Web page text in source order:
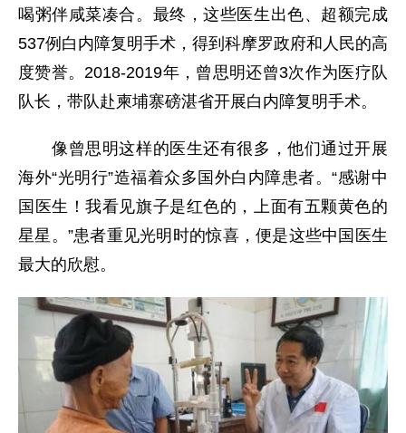
喝粥伴咸菜凑合。最终，这些医生出色、超额完成
537例白内障复明手术，得到科摩罗政府和人民的高
度赞誉。2018-2019年，曾思明还曾3次作为医疗队
队长，带队赴柬埔寨磅湛省开展白内障复明手术。
像曾思明这样的医生还有很多，他们通过开展
海外“光明行”造福着众多国外白内障患者。“感谢中
国医生！我看见旗子是红色的，上面有五颗黄色的
星星。”患者重见光明时的惊喜，便是这些中国医生
最大的欣慰。